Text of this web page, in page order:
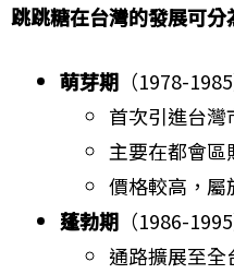
跳跳糖在台灣的發展可分
萌芽期 （1978-
首次引進台灣
主要在都會區
價格較高，屬
蓬勃期 （1986-
通路擴展至全